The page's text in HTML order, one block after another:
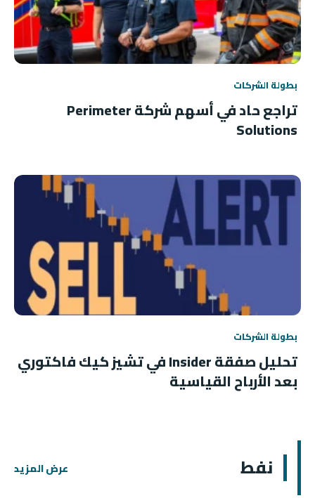
بطولة الشركات
تراجع حاد في أسهم شركة Perimeter
Solutions
بطولة الشركات
تحليل صفقة Insider في تشيز كيك فاكتوري
بعد الأرباح القياسية
نفط عرض المزيد